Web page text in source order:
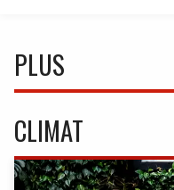
PLUS
CLIMAT